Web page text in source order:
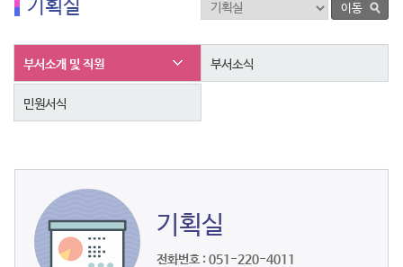
기획실
부서소개 및 직원 부서소식
민원서식
기획실
전화번호 : 051-220-4011